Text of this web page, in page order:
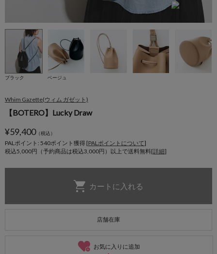
ブラック ベージュ
Whim Gazette(ウィム ガゼット)
【BOTERO】Lucky Draw
¥59,400（税込）
PALポイント: 540ポイント獲得 [PALポイントについて]
税込5,000円（予約商品は税込3,000円）以上で送料無料[詳細]
店舗在庫
お気に入りに追加